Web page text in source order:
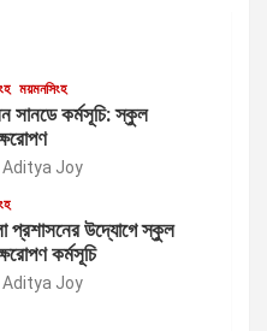
ময়মনসিংহ
সানডে কর্মসূচি: স্কুল
Aditya Joy
প্রশাসনের উদ্যোগে স্কুল
কর্মসূচি
Aditya Joy